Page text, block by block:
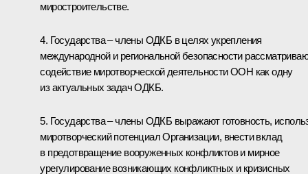
миростроительстве.
4. Государства – члены ОДКБ в целях укрепления
международной и региональной безопасности
содействие миротворческой деятельности ООН как одну
из актуальных задач ОДКБ.
5. Государства – члены ОДКБ выражают готовность,
миротворческий потенциал Организации, внести вклад
в предотвращение вооруженных конфликтов и мирное
урегулирование возникающих конфликтных и кризисных